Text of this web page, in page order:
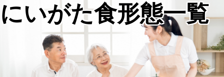
にいがた食形態一覧